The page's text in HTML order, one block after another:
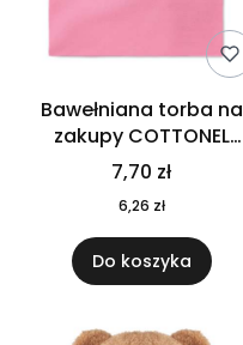
Bawełniana torba na
zakupy COTTONEL
COLOUR++ MO9846-11
7,70 zł
6,26 zł
Do koszyka